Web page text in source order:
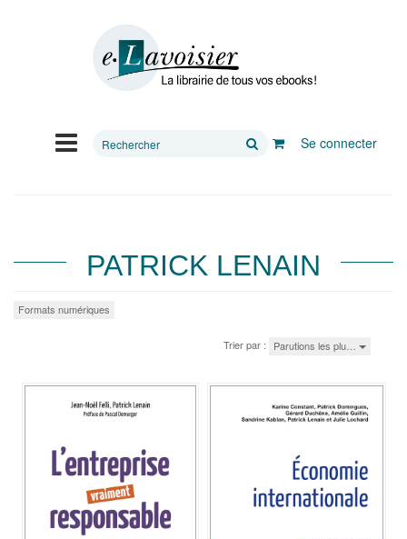
Rechercher
Se connecter
PATRICK LENAIN
Formats numériques
Trier par : Parutions les plu…